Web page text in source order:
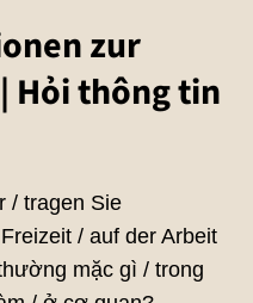
zur
Hỏi thông tin
/ tragen Sie
/ auf der Arbeit
mặc gì / trong